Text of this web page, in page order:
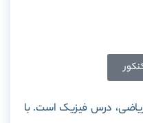
درس فیزیک است. با